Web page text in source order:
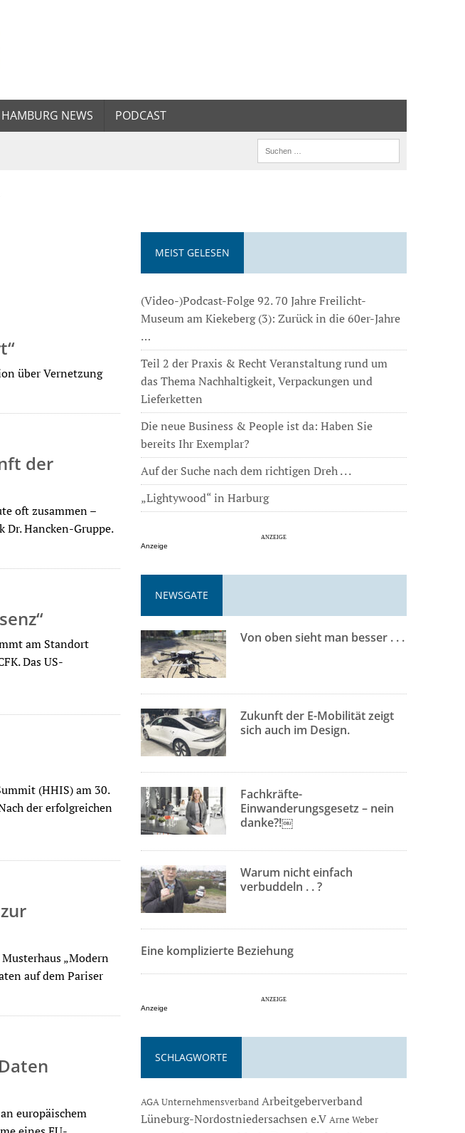
HAMBURG NEWS PODCAST
über Vernetzung
der
oft zusammen –
Hancken-Gruppe.
am Standort
Das US-
(HHIS) am 30.
der erfolgreichen
„Modern
auf dem Pariser
europäischem
MEIST GELESEN
(Video-)Podcast-Folge 92. 70 Jahre Freilicht-
Museum am Kiekeberg (3): Zurück in die 60er-Jahre
…
Teil 2 der Praxis & Recht Veranstaltung rund um
das Thema Nachhaltigkeit, Verpackungen und
Lieferketten
Die neue Business & People ist da: Haben Sie
bereits Ihr Exemplar?
Auf der Suche nach dem richtigen Dreh . . .
„Lightywood“ in Harburg
Anzeige
NEWSGATE
Von oben sieht man besser . . .
Zukunft der E-Mobilität zeigt
sich auch im Design.
Fachkräfte-
Einwanderungsgesetz – nein
danke?!￼
Warum nicht einfach
verbuddeln . . ?
Eine komplizierte Beziehung
Anzeige
SCHLAGWORTE
AGA Unternehmensverband Arbeitgeberverband
Lüneburg-Nordostniedersachsen e.V Arne Weber